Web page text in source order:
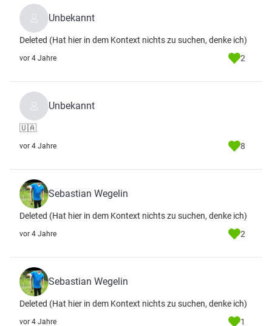
Unbekannt
Deleted (Hat hier in dem Kontext nichts zu suchen, denke ich)
vor 4 Jahre 2
Unbekannt
🇺🇦
vor 4 Jahre 8
Sebastian Wegelin
Deleted (Hat hier in dem Kontext nichts zu suchen, denke ich)
vor 4 Jahre 2
Sebastian Wegelin
Deleted (Hat hier in dem Kontext nichts zu suchen, denke ich)
vor 4 Jahre 1